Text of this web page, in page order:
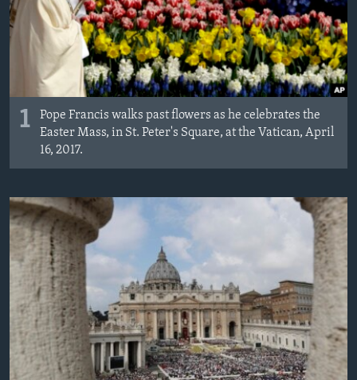
SERNIVÎS
SORANÎ
Learning English
FOLLOW US
Zimanên Din
1
Pope Francis walks past flowers as he celebrates the
Easter Mass, in St. Peter's Square, at the Vatican, April
16, 2017.